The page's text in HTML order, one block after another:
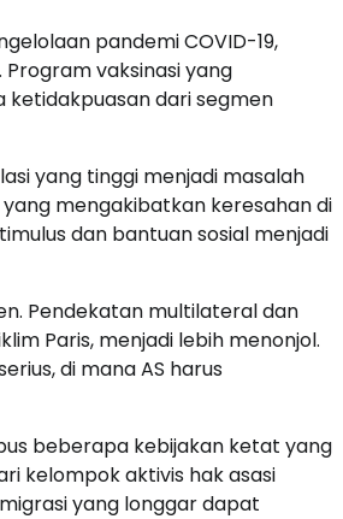
pandemi COVID-19,
vaksinasi yang
ketidakpuasan dari segmen
yang tinggi menjadi masalah
mengakibatkan keresahan di
dan bantuan sosial menjadi
Pendekatan multilateral dan
Paris, menjadi lebih menonjol.
di mana AS harus
beberapa kebijakan ketat yang
kelompok aktivis hak asasi
yang longgar dapat